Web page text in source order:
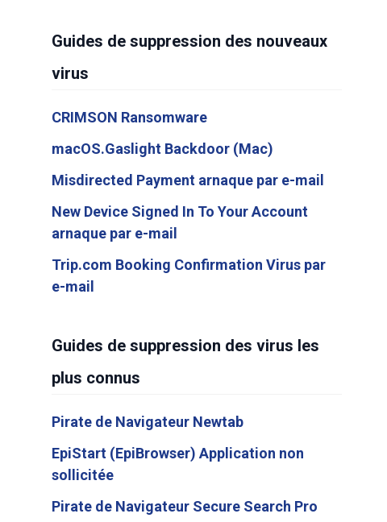
Guides de suppression des nouveaux
virus
CRIMSON Ransomware
macOS.Gaslight Backdoor (Mac)
Misdirected Payment arnaque par e-mail
New Device Signed In To Your Account
arnaque par e-mail
Trip.com Booking Confirmation Virus par
e-mail
Guides de suppression des virus les
plus connus
Pirate de Navigateur Newtab
EpiStart (EpiBrowser) Application non
sollicitée
Pirate de Navigateur Secure Search Pro